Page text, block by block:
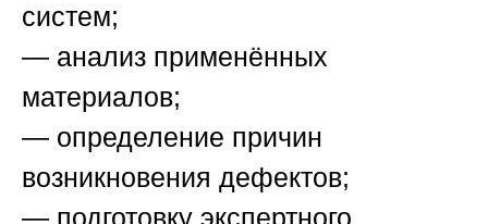
систем;
— анализ применённых
материалов;
— определение причин
возникновения дефектов;
— подготовку экспертного